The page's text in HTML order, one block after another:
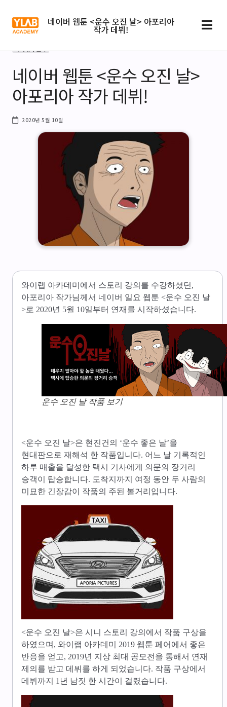
네이버 웹툰 <운수 오진 날> 아포리아
작가 데뷔!
아카데미 소식
네이버 웹툰 <운수 오진 날>
아포리아 작가 데뷔!
2020년 5월 10일
와이랩 아카데미에서 스토리 강의를 수강하셨던,
아포리아 작가님께서 네이버 일요 웹툰 <운수 오진 날
>로 2020년 5월 10일부터 연재를 시작하셨습니다.
운수 오진 날 작품 보기
<운수 오진 날>은 현진건의 ‘운수 좋은 날’을
현대판으로 재해석 한 작품입니다. 어느 날 기록적인
하루 매출을 달성한 택시 기사에게 의문의 장거리
승객이 탑승합니다. 도착지까지 여정 동안 두 사람의
미묘한 긴장감이 작품의 주된 볼거리입니다.
<운수 오진 날>은 시니 스토리 강의에서 작품 구상을
하였으며, 와이랩 아카데미 2019 웹툰 페어에서 좋은
반응을 얻고, 2019년 지상 최대 공모전을 통해서 연재
제의를 받고 데뷔를 하게 되었습니다. 작품 구상에서
데뷔까지 1년 남짓 한 시간이 걸렸습니다.